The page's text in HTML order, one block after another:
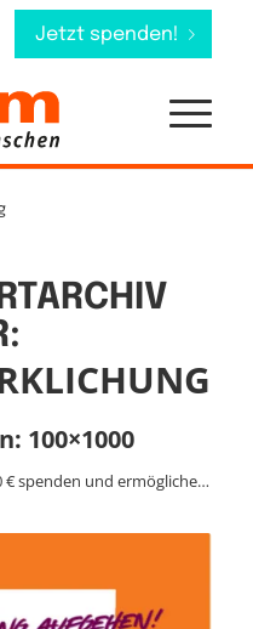
Jetzt spenden!
100×1000
€ spenden und ermögliche…